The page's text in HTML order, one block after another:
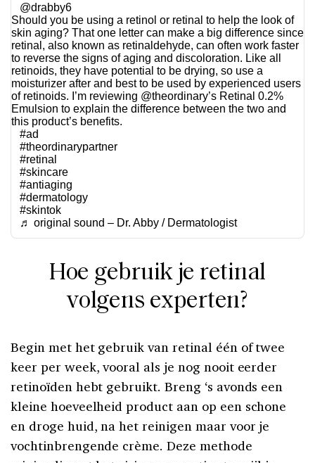
@drabby6
Should you be using a retinol or retinal to help the look of
skin aging? That one letter can make a big difference since
retinal, also known as retinaldehyde, can often work faster
to reverse the signs of aging and discoloration. Like all
retinoids, they have potential to be drying, so use a
moisturizer after and best to be used by experienced users
of retinoids. I’m reviewing @theordinary’s Retinal 0.2%
Emulsion to explain the difference between the two and
this product’s benefits.
#ad
#theordinarypartner
#retinal
#skincare
#antiaging
#dermatology
#skintok
♬ original sound – Dr. Abby / Dermatologist
Hoe gebruik je retinal
volgens experten?
Begin met het gebruik van retinal één of twee
keer per week, vooral als je nog nooit eerder
retinoïden hebt gebruikt. Breng ‘s avonds een
kleine hoeveelheid product aan op een schone
en droge huid, na het reinigen maar voor je
vochtinbrengende crème. Deze methode